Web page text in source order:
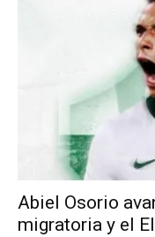
Abiel Osorio
migratoria y el